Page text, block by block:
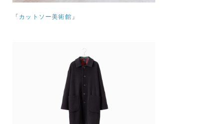
「 カットソー美術館 」